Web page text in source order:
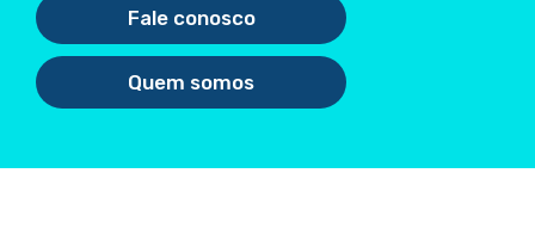
Fale conosco
Quem somos